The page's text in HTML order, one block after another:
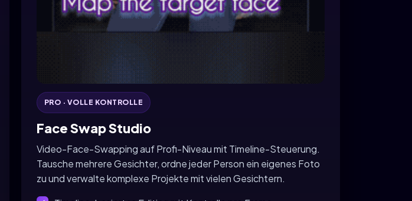
PRO · VOLLE KONTROLLE
Face Swap Studio
Video-Face-Swapping auf Profi-Niveau mit Timeline-Steuerung.
Tausche mehrere Gesichter, ordne jeder Person ein eigenes Foto
zu und verwalte komplexe Projekte mit vielen Gesichtern.